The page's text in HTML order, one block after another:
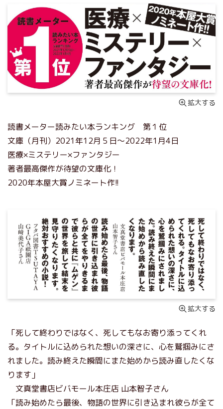
拡大する
読書メーター読みたい本ランキング 第１位
文庫（月刊）2021年12月５日～2022年1月4日
医療×ミステリー×ファンタジー
著者最高傑作が待望の文庫化！
2020年本屋大賞ノミネート作!!
拡大する
「死して終わりではなく、死してもなお寄り添ってくれ
る。タイトルに込められた想いの深さに、心を鷲掴みにさ
れました。読み終えた瞬間にまた始めから読み直したくな
ります」
文真堂書店ビバモール本庄店 山本智子さん
「読み始めたら最後、物語の世界に引き込まれ彼らが全て